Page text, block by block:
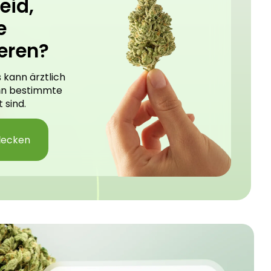
kann ärztlich
bestimmte
sind.